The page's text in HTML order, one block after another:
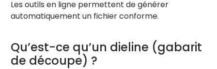
Les outils en ligne permettent de générer
automatiquement un fichier conforme.
Qu’est-ce qu’un dieline (gabarit
de découpe) ?